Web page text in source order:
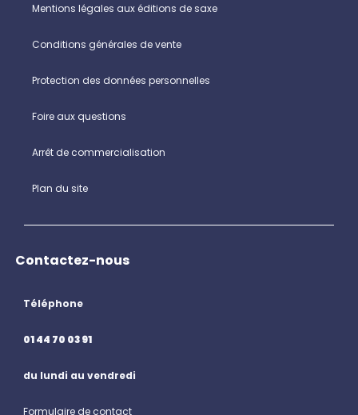
Mentions légales aux éditions de saxe
Conditions générales de vente
Protection des données personnelles
Foire aux questions
Arrêt de commercialisation
Plan du site
Contactez-nous
Téléphone
01 44 70 03 91
du lundi au vendredi
Formulaire de contact